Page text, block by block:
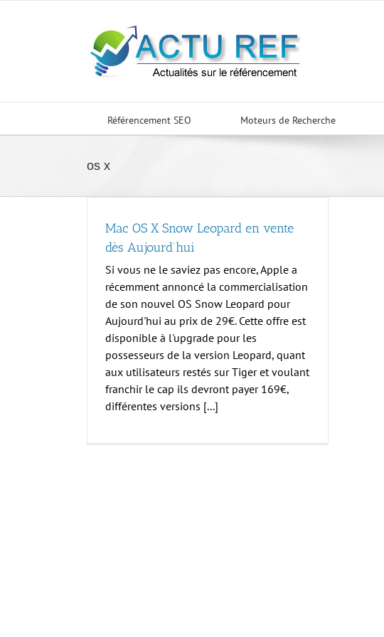
Référencement SEO Moteurs de Recherche
os x
Mac OS X Snow Leopard en vente
dès Aujourd’hui
Si vous ne le saviez pas encore, Apple a
récemment annoncé la commercialisation
de son nouvel OS Snow Leopard pour
Aujourd'hui au prix de 29€. Cette offre est
disponible à l'upgrade pour les
possesseurs de la version Leopard, quant
aux utilisateurs restés sur Tiger et voulant
franchir le cap ils devront payer 169€,
différentes versions [...]